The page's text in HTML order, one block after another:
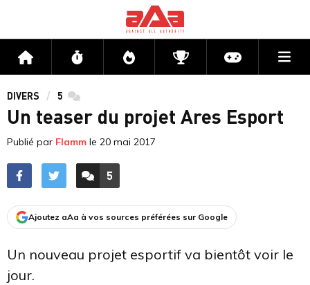
Accueil Flux Directs CompétitionsActu jeux
DIVERS 5 commentaires
Un teaser du projet Ares Esport
Publié par Flamm le 20 mai 2017
ACCÉDER AUX
5
COMMENTAIRES
Ajoutez aAa à vos sources préférées sur Google
Un nouveau projet esportif va bientôt voir le
jour.